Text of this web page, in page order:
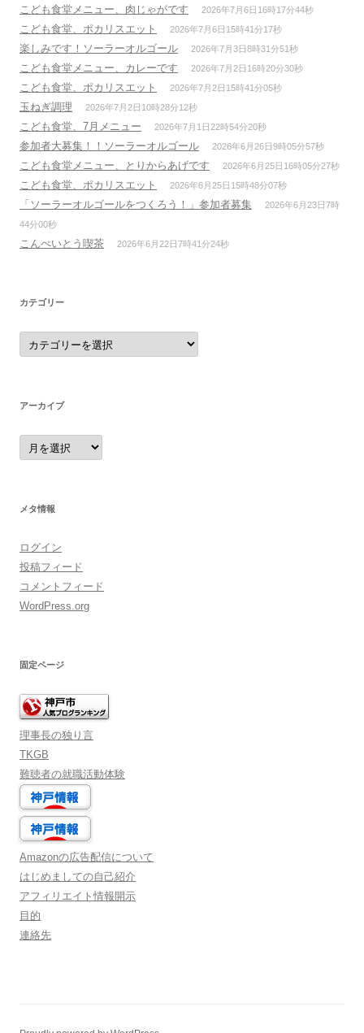
こども食堂メニュー、肉じゃがです 2026年7月6日16時17分44秒
こども食堂、ポカリスエット 2026年7月6日15時41分17秒
楽しみです！ソーラーオルゴール 2026年7月3日8時31分51秒
こども食堂メニュー、カレーです 2026年7月2日16時20分30秒
こども食堂、ポカリスエット 2026年7月2日15時41分05秒
玉ねぎ調理 2026年7月2日10時28分12秒
こども食堂、7月メニュー 2026年7月1日22時54分20秒
参加者大募集！！ソーラーオルゴール 2026年6月26日9時05分57秒
こども食堂メニュー、とりからあげです 2026年6月25日16時05分27秒
こども食堂、ポカリスエット 2026年6月25日15時48分07秒
「ソーラーオルゴールをつくろう！」参加者募集
2026年6月23日7時
44分00秒
こんぺいとう喫茶 2026年6月22日7時41分24秒
カテゴリー
カ
テ
ゴ
アーカイブ
ア
ー
カ
メタ情報
ログイン
投稿フィード
コメントフィード
WordPress.org
固定ページ
理事長の独り言
TKGB
難聴者の就職活動体験
Amazonの広告配信について
はじめましての自己紹介
アフィリエイト情報開示
目的
連絡先